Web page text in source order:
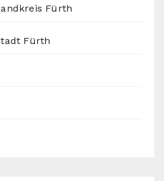
Fürth
Fürth